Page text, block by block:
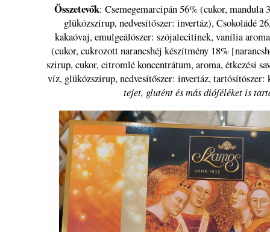
Összetevők: Csemegemarcipán 56% (cukor,
glükózszirup, nedvesítőszer: invertáz), Csokoládé
kakaóvaj, emulgeálószer: szójalecitinek, vanília
(cukor, cukrozott narancshéj készítmény 18%
szirup, cukor, citromlé koncentrátum, aroma, étkezési
víz, glükózszirup, nedvesítőszer: invertáz,
tejet, glutént és más dióféléket is